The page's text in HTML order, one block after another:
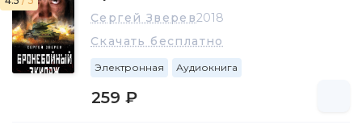
Сергей Зверев2018
Скачать бесплатно
Электронная Аудиокнига
259 ₽